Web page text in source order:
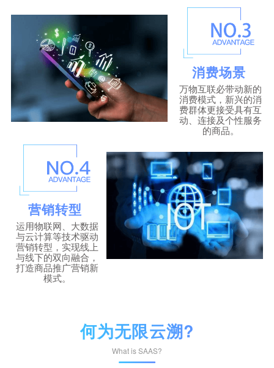
消费场景
万物互联必带动新的
消费模式，新兴的消
费群体更接受具有互
动、连接及个性服务
的商品。
营销转型
运用物联网、大数据
与云计算等技术驱动
营销转型，实现线上
与线下的双向融合，
打造商品推广营销新
模式。
何为无限云溯?
What is SAAS?